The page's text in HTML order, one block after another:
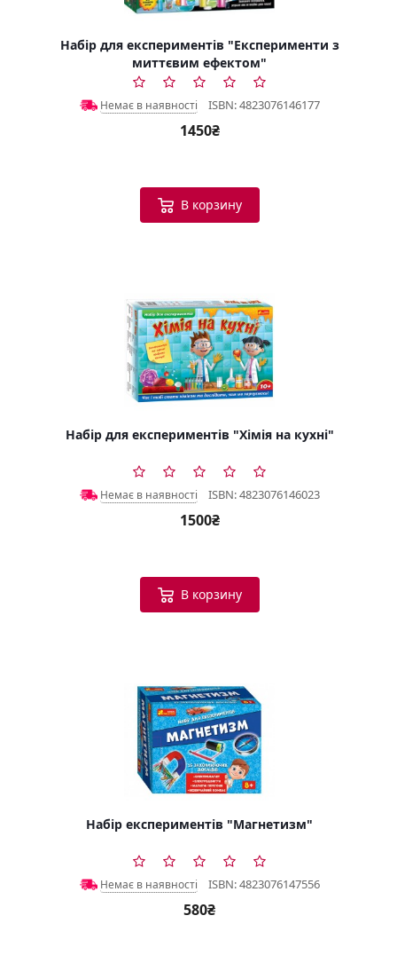
Набір для експериментів "Експерименти з
миттєвим ефектом"
Немає в наявності ISBN: 4823076146177
1450₴
В корзину
Набір для експериментів "Хімія на кухні"
Немає в наявності ISBN: 4823076146023
1500₴
В корзину
Набір експериментів "Магнетизм"
Немає в наявності ISBN: 4823076147556
580₴